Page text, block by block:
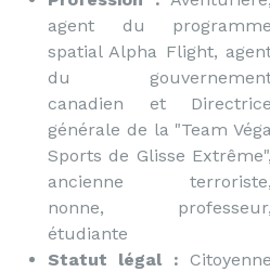
agent du programme
spatial Alpha Flight,
du
canadien et Directrice
générale de la "Team Véga
Sports de Glisse Extrême",
ancienne terroriste,
nonne, professeur,
étudiante
Statut légal : Citoyenne